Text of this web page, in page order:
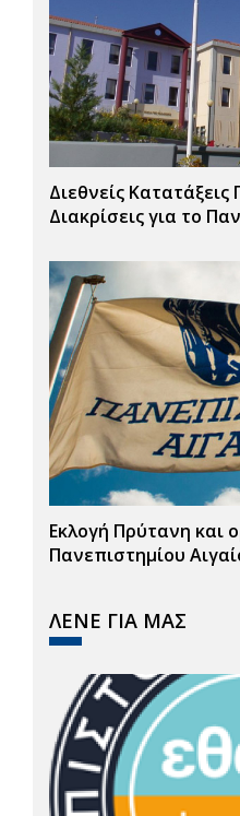
Διεθνείς
Διακρίσεις για το
Εκλογή Πρύτανη και
Πανεπιστημίου
ΛΕΝΕ ΓΙΑ ΜΑΣ